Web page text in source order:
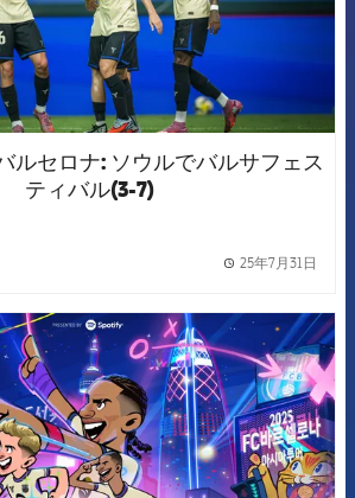
ルセロナ: ソウルでバルサフェス
ティバル(3-7)
25年7月31日
FCB Barcelona badge